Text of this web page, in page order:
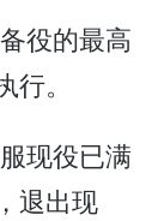
役的最高
。
现役已满
退出现